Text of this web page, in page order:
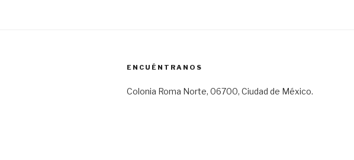
ENCUÉNTRANOS
Colonia Roma Norte, 06700, Ciudad de México.